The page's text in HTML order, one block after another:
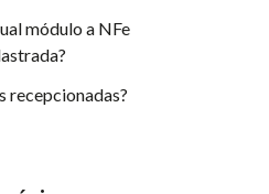
módulo a NFe
recepcionadas?